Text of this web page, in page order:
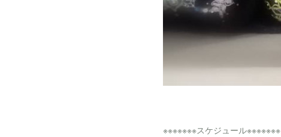
※※※※※※※スケジュール※※※※※※※